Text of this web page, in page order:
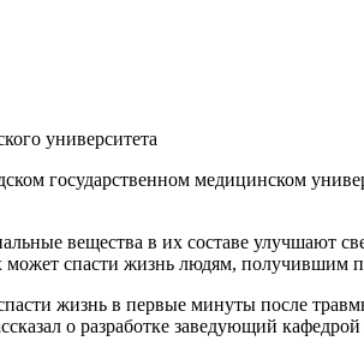
университета
государственном медицинском
вещества в их составе
может спасти жизнь людям, получившим
жизнь в первые минуты после
о разработке заведующий